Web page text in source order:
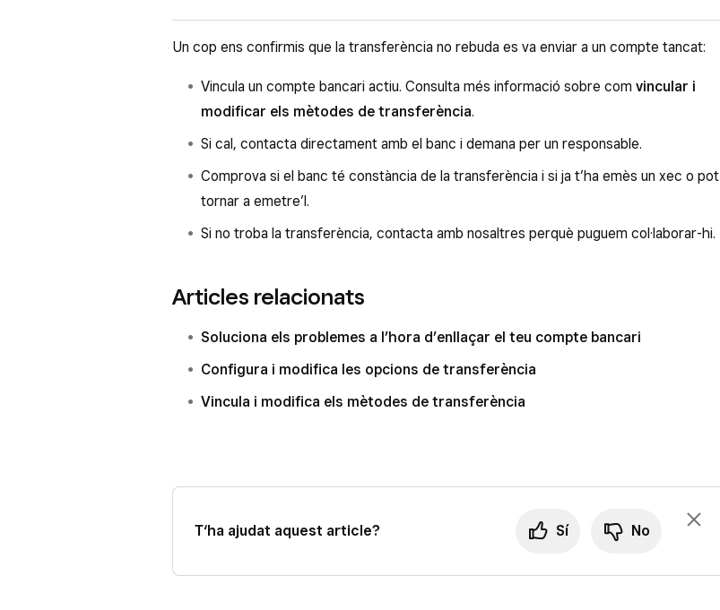
com aquest. Contacta-hi per saber si té constància de la transferència. De segur que
t’ajudarà.
Un cop ens confirmis que la transferència no rebuda es va enviar a un compte tancat:
Vincula un compte bancari actiu. Consulta més informació sobre com vincular i
modificar els mètodes de transferència.
Si cal, contacta directament amb el banc i demana per un responsable.
Comprova si el banc té constància de la transferència i si ja t’ha emès un xec o pot
tornar a emetre’l.
Si no troba la transferència, contacta amb nosaltres perquè puguem col·laborar-hi.
Articles relacionats
Soluciona els problemes a l’hora d’enllaçar el teu compte bancari
Configura i modifica les opcions de transferència
Vincula i modifica els mètodes de transferència
T‘ha ajudat aquest article? Sí No